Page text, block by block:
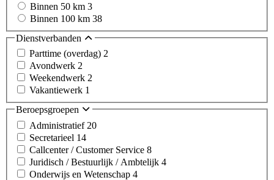
Binnen 50 km 3
Binnen 100 km 38
Dienstverbanden
Parttime (overdag) 2
Avondwerk 2
Weekendwerk 2
Vakantiewerk 1
Beroepsgroepen
Administratief 20
Secretarieel 14
Callcenter / Customer Service 8
Juridisch / Bestuurlijk / Ambtelijk 4
Onderwijs en Wetenschap 4